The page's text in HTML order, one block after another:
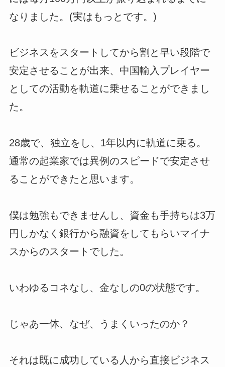
なりました。(実はもっとです。)
ビジネスをスタートしてから割と早い段階で
安定させることが出来、中国輸入プレイヤー
としての活動を軌道に乗せることができまし
た。
28歳で、独立をし、1年以内に軌道に乗る。
通常の起業家では異例のスピードで安定させ
ることができたと思います。
僕は勉強もできませんし、資金も手持ちは3万
円しかなく銀行から融資をしてもらいマイナ
スからのスタートでした。
いわゆるコネなし、金なしの0の状態です。
じゃあ一体、なぜ、うまくいったのか？
それは既に成功している人から直接ビジネス